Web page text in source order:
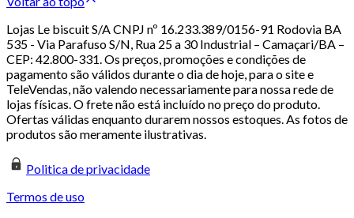
Lojas Le biscuit S/A CNPJ nº 16.233.389/0156-91 Rodovia BA
535 - Via Parafuso S/N, Rua 25 a 30 Industrial – Camaçari/BA –
CEP: 42.800-331. Os preços, promoções e condições de
pagamento são válidos durante o dia de hoje, para o site e
TeleVendas, não valendo necessariamente para nossa rede de
lojas físicas. O frete não está incluído no preço do produto.
Ofertas válidas enquanto durarem nossos estoques. As fotos de
produtos são meramente ilustrativas.
Politica de privacidade
Termos de uso